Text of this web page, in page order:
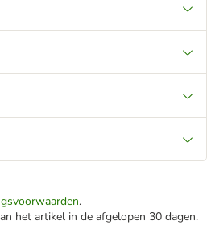
.
het artikel in de afgelopen 30 dagen.